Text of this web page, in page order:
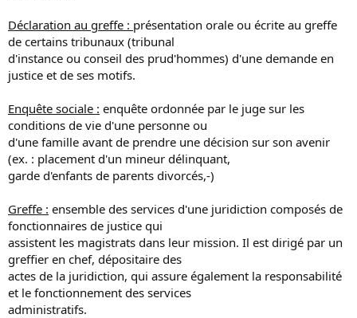
Déclaration au greffe : présentation orale ou écrite au greffe
de certains tribunaux (tribunal
d'instance ou conseil des prud'hommes) d'une demande en
justice et de ses motifs.
Enquête sociale : enquête ordonnée par le juge sur les
conditions de vie d'une personne ou
d'une famille avant de prendre une décision sur son avenir
(ex. : placement d'un mineur délinquant,
garde d'enfants de parents divorcés,-)
Greffe : ensemble des services d'une juridiction composés de
fonctionnaires de justice qui
assistent les magistrats dans leur mission. Il est dirigé par un
greffier en chef, dépositaire des
actes de la juridiction, qui assure également la responsabilité
et le fonctionnement des services
administratifs.